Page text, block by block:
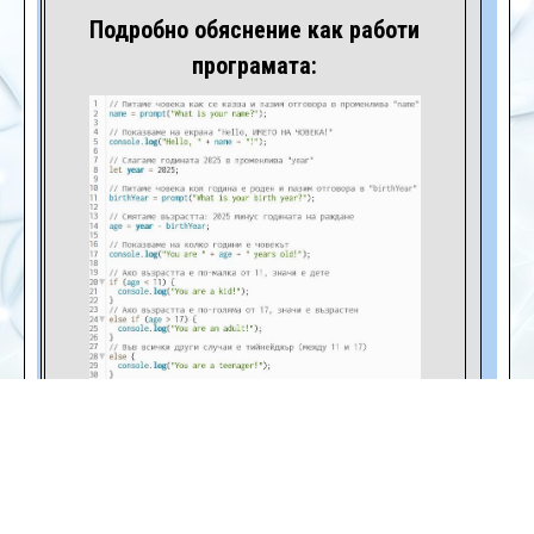
Подробно обяснение как работи
програмата: